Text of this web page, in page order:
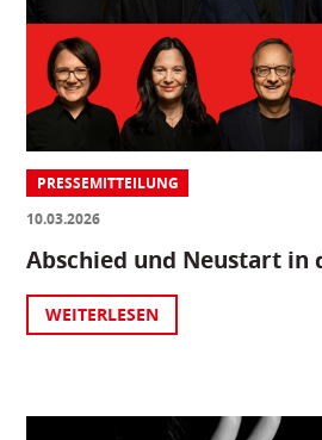
PRESSEMITTEILUNG
10.03.2026
Abschied und Neustart in
WEITERLESEN